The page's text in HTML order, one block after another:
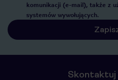
komunikacji (e-mail), także z
systemów wywołujących.
Skontaktuj